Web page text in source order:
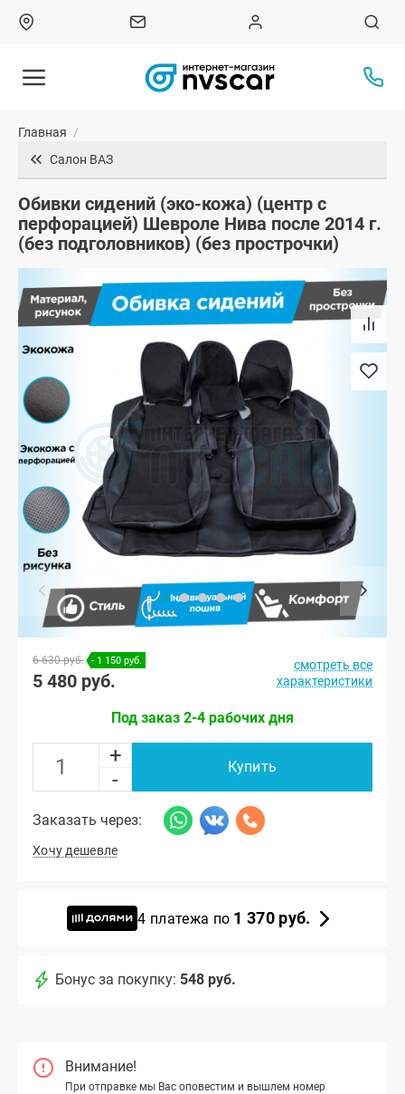
Главная /
Салон ВАЗ
Обивки сидений (эко-кожа) (центр с
перфорацией) Шевроле Нива после 2014 г.
(без подголовников) (без прострочки)
6 630 руб. - 1 150 руб.
5 480 руб.
смотреть все
характеристики
Под заказ 2-4 рабочих дня
+
-
Купить
Заказать через:
Хочу дешевле
4 платежа по 1 370 руб.
Бонус за покупку: 548 руб.
Внимание!
При отправке мы Вас оповестим и вышлем номер